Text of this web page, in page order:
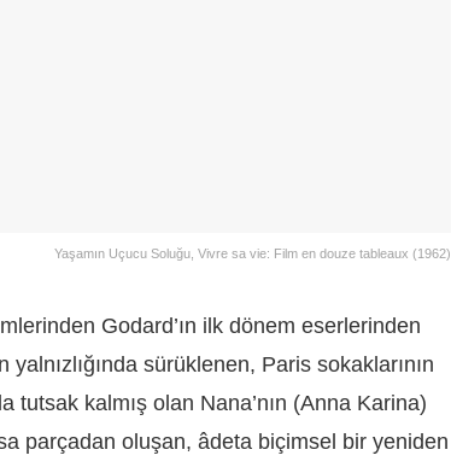
Yaşamın Uçucu Soluğu, Vivre sa vie: Film en douze tableaux (1962)
Godard’ın ilk dönem eserlerinden
yalnızlığında sürüklenen, Paris sokaklarının
tutsak kalmış olan Nana’nın (Anna Karina)
parçadan oluşan, âdeta biçimsel bir yeniden